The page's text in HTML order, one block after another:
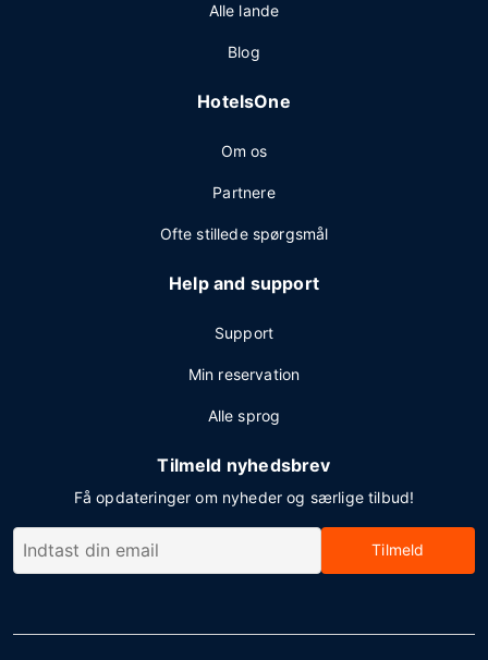
Alle lande
Blog
HotelsOne
Om os
Partnere
Ofte stillede spørgsmål
Help and support
Support
Min reservation
Alle sprog
Tilmeld nyhedsbrev
Få opdateringer om nyheder og særlige tilbud!
Tilmeld